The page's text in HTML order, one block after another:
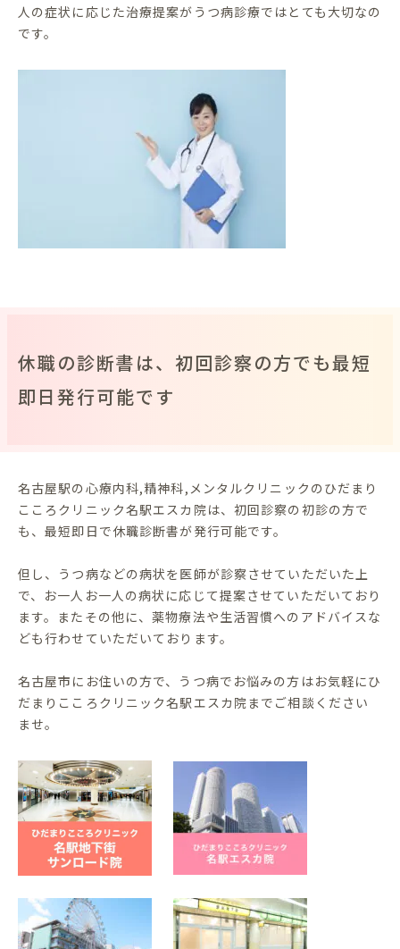
人の症状に応じた治療提案がうつ病診療ではとても大切なの
です。
休職の診断書は、初回診察の方でも最短
即日発行可能です
名古屋駅の心療内科,精神科,メンタルクリニックのひだまり
こころクリニック名駅エスカ院は、初回診察の初診の方で
も、最短即日で休職診断書が発行可能です。
但し、うつ病などの病状を医師が診察させていただいた上
で、お一人お一人の病状に応じて提案させていただいており
ます。またその他に、薬物療法や生活習慣へのアドバイスな
ども行わせていただいております。
名古屋市にお住いの方で、うつ病でお悩みの方はお気軽にひ
だまりこころクリニック名駅エスカ院までご相談ください
ませ。